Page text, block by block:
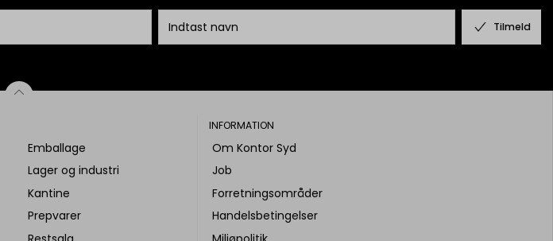
Tilmeld
Emballage
Lager og industri
Kantine
Prepvarer
INFORMATION
Om Kontor Syd
Job
Forretningsområder
Handelsbetingelser